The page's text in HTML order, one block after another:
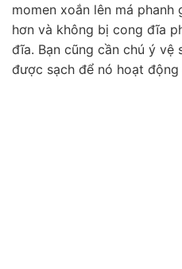
momen xoắn lên má phanh
hơn và không bị cong đĩa
đĩa. Bạn cũng cần chú ý vệ
được sạch để nó hoạt